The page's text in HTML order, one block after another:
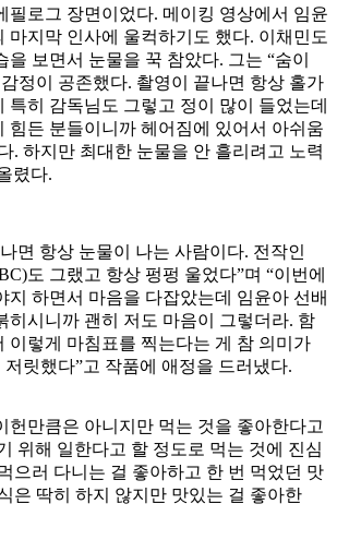
필로그 장면이었다. 메이킹 영상에서 임윤
마지막 인사에 울컥하기도 했다. 이채민도
을 보면서 눈물을 꾹 참았다. 그는 “숨이
정이 공존했다. 촬영이 끝나면 항상 홀가
특히 감독님도 그렇고 정이 많이 들었는데
힘든 분들이니까 헤어짐에 있어서 아쉬움
. 하지만 최대한 눈물을 안 흘리려고 노력
렸다.
면 항상 눈물이 나는 사람이다. 전작인
도 그랬고 항상 펑펑 울었다”며 “이번에
지 하면서 마음을 다잡았는데 임윤아 선배
히시니까 괜히 저도 마음이 그렇더라. 함
이렇게 마침표를 찍는다는 게 참 의미가
릿했다”고 작품에 애정을 드러냈다.
헌만큼은 아니지만 먹는 것을 좋아한다고
위해 일한다고 할 정도로 먹는 것에 진심
으러 다니는 걸 좋아하고 한 번 먹었던 맛
은 딱히 하지 않지만 맛있는 걸 좋아한